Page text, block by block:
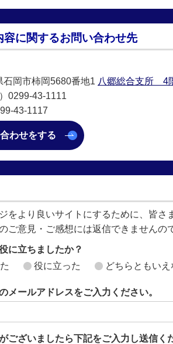
容に関するお問い合わせ先
石岡市柿岡5680番地1 八郷総合支所 4
0299-43-1111
43-1117
わせをする
をより良いサイトにするために、皆さ
ご意見・ご感想には返信できませんの
に立ちましたか？
役に立った どちらともいえ
メールアドレスをご入力ください。
ございましたら下記をご入力し送信く